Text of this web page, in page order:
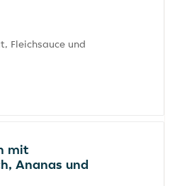
Fleichsauce und
mit
Ananas und